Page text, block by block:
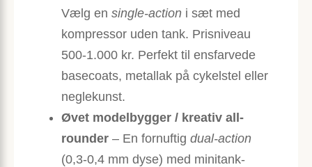
Vælg en single-action i sæt med
kompressor uden tank. Prisniveau
500-1.000 kr. Perfekt til ensfarvede
basecoats, metallak på cykelstel eller
neglekunst.
Øvet modelbygger / kreativ all-
rounder – En fornuftig dual-action
(0,3-0,4 mm dyse) med minitank­